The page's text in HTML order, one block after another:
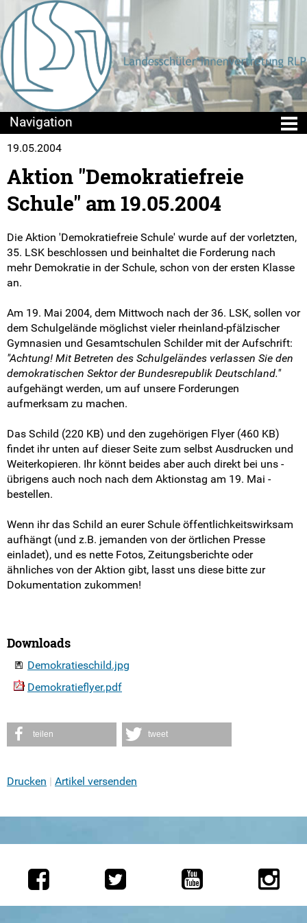
Die LSV
Positionen & Lesestoff
Seminare
Landesarbeitskreise
SV-Arbeit vor Ort
Du hast Recht(e)
Termine
Shop
Kontakt
Intern
19.05.2004
Aktion "Demokratiefreie
Schule" am 19.05.2004
Die Aktion 'Demokratiefreie Schule' wurde auf der vorletzten,
35. LSK beschlossen und beinhaltet die Forderung nach
mehr Demokratie in der Schule, schon von der ersten Klasse
an.
Am 19. Mai 2004, dem Mittwoch nach der 36. LSK, sollen vor
dem Schulgelände möglichst vieler rheinland-pfälzischer
Gymnasien und Gesamtschulen Schilder mit der Aufschrift:
"Achtung! Mit Betreten des Schulgeländes verlassen Sie den
demokratischen Sektor der Bundesrepublik Deutschland."
aufgehängt werden, um auf unsere Forderungen
aufmerksam zu machen.
Das Schild (220 KB) und den zugehörigen Flyer (460 KB)
findet ihr unten auf dieser Seite zum selbst Ausdrucken und
Weiterkopieren. Ihr könnt beides aber auch direkt bei uns -
übrigens auch noch nach dem Aktionstag am 19. Mai -
bestellen.
Wenn ihr das Schild an eurer Schule öffentlichkeitswirksam
aufhängt (und z.B. jemanden von der örtlichen Presse
einladet), und es nette Fotos, Zeitungsberichte oder
ähnliches von der Aktion gibt, lasst uns diese bitte zur
Dokumentation zukommen!
Downloads
Demokratieschild.jpg
Demokratieflyer.pdf
teilen tweet
Drucken Artikel versenden